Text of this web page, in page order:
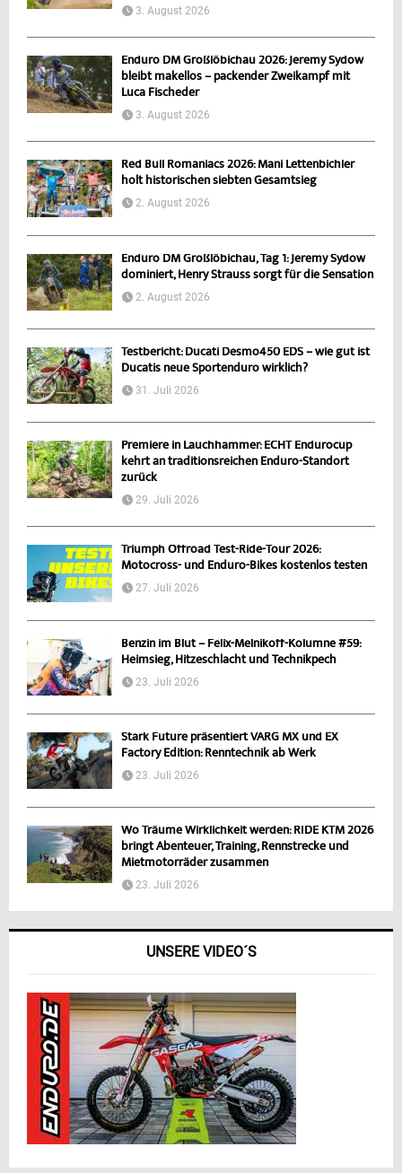
3. August 2026
Enduro DM Großlöbichau 2026: Jeremy Sydow
bleibt makellos – packender Zweikampf mit
Luca Fischeder
3. August 2026
Red Bull Romaniacs 2026: Mani Lettenbichler
holt historischen siebten Gesamtsieg
2. August 2026
Enduro DM Großlöbichau, Tag 1: Jeremy Sydow
dominiert, Henry Strauss sorgt für die Sensation
2. August 2026
Testbericht: Ducati Desmo450 EDS – wie gut ist
Ducatis neue Sportenduro wirklich?
31. Juli 2026
Premiere in Lauchhammer: ECHT Endurocup
kehrt an traditionsreichen Enduro-Standort
zurück
29. Juli 2026
Triumph Offroad Test-Ride-Tour 2026:
Motocross- und Enduro-Bikes kostenlos testen
27. Juli 2026
Benzin im Blut – Felix-Melnikoff-Kolumne #59:
Heimsieg, Hitzeschlacht und Technikpech
23. Juli 2026
Stark Future präsentiert VARG MX und EX
Factory Edition: Renntechnik ab Werk
23. Juli 2026
Wo Träume Wirklichkeit werden: RIDE KTM 2026
bringt Abenteuer, Training, Rennstrecke und
Mietmotorräder zusammen
23. Juli 2026
UNSERE VIDEO´S